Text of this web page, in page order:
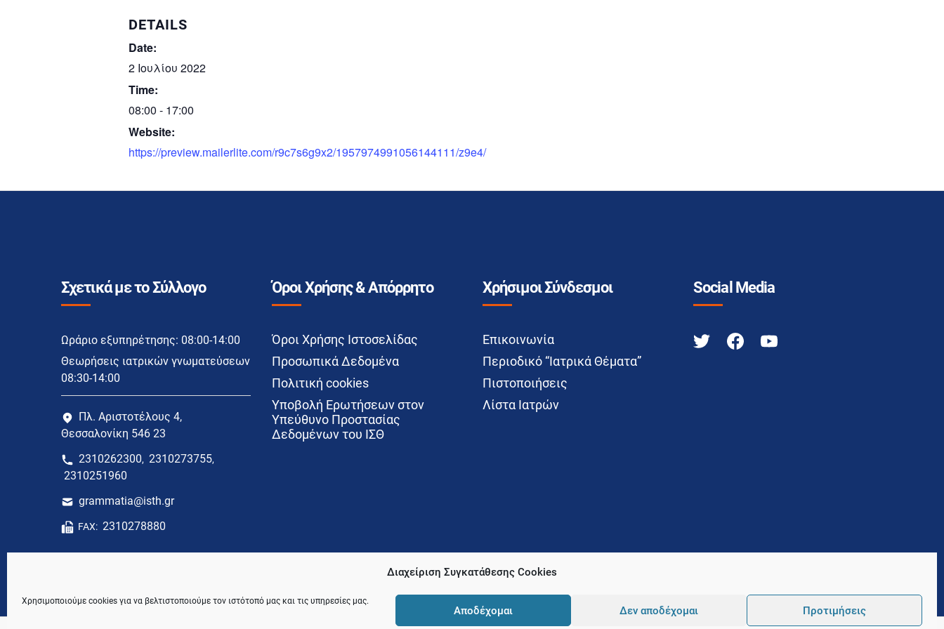
Διαχείριση Συγκατάθεσης Cookies
Χρησιμοποιούμε cookies για να βελτιστοποιούμε τον ιστότοπό μας και τις υπηρεσίες μας.
Αποδέχομαι Δεν αποδέχομαι Προτιμήσεις
DETAILS
Date:
2 Ιουλίου 2022
Time:
08:00 - 17:00
Website:
https://preview.mailerlite.com/r9c7s6g9x2/1957974991056144111/z9e4/
Σχετικά με το Σύλλογο
Ωράριο εξυπηρέτησης: 08:00-14:00
Θεωρήσεις ιατρικών γνωματεύσεων
08:30-14:00
Πλ. Αριστοτέλους 4,
Θεσσαλονίκη 546 23
2310262300, 2310273755,
2310251960
grammatia@isth.gr
FAX: 2310278880
Όροι Χρήσης & Απόρρητο
Όροι Χρήσης Ιστοσελίδας
Προσωπικά Δεδομένα
Πολιτική cookies
Υποβολή Ερωτήσεων στον
Υπεύθυνο Προστασίας
Δεδομένων του ΙΣΘ
Χρήσιμοι Σύνδεσμοι
Επικοινωνία
Περιοδικό “Ιατρικά Θέματα”
Πιστοποιήσεις
Λίστα Ιατρών
Social Media